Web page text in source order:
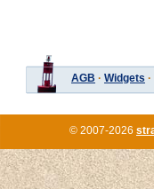
AGB · Widgets ·
© 2007-2026